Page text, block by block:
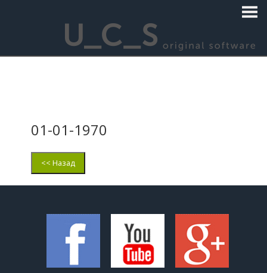
01-01-1970
<< Назад